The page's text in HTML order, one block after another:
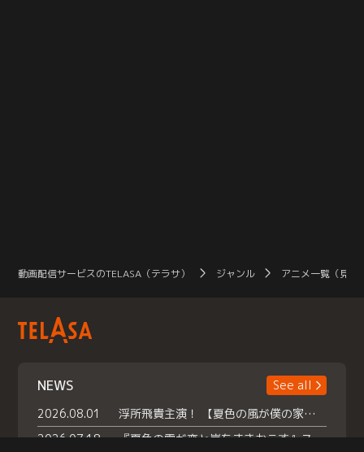
動画配信サービスのTELASA（テラサ） ジャンル アニメ一覧（見放
NEWS
See all
2026.08.01
浮所飛貴主演！ 【夏色の風が僕の家にやってきた】 本日よりテラサで独占配信スタート！
2026.07.18
『夏色の雲が恋と嵐をまきおこす』スペシャルメイキング 【Part1】2026年７月18日（土）23時30分～配信スタート！話題のシーンの裏側を大公開！豪華キャスト大集合！ 『武宮家 真夏の家族会議』開催！